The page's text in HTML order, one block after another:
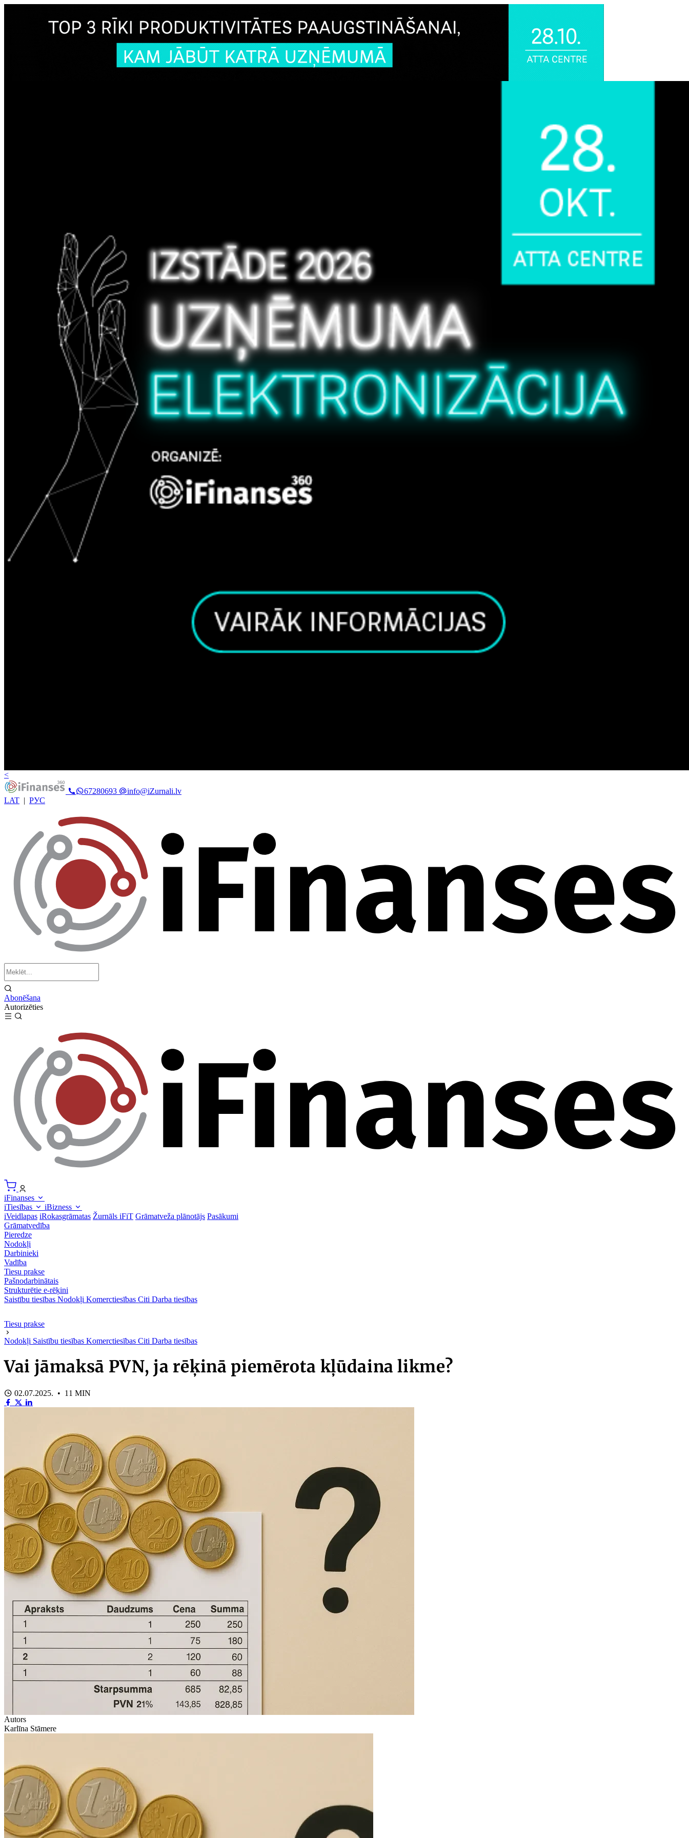
<
67280693
info@iZurnali.lv
LAT | РУС
Abonēšana
Autorizēties
iFinanses
iTiesības
iBizness
iVeidlapas iRokasgrāmatas Žurnāls iFiT Grāmatveža plānotājs Pasākumi
Grāmatvedība
Pieredze
Nodokļi
Darbinieki
Vadība
Tiesu prakse
Pašnodarbinātais
Strukturētie e-rēķini
Saistību tiesības Nodokļi Komerctiesības Citi Darba tiesības
Tiesu prakse
Nodokļi Saistību tiesības Komerctiesības Citi Darba tiesības
Vai jāmaksā PVN, ja rēķinā piemērota kļūdaina likme?
02.07.2025. • 11 MIN
Autors
Karlīna Stāmere